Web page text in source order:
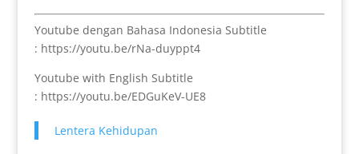
Youtube dengan Bahasa Indonesia Subtitle
: https://youtu.be/rNa-duyppt4
Youtube with English Subtitle
: https://youtu.be/EDGuKeV-UE8
Lentera Kehidupan